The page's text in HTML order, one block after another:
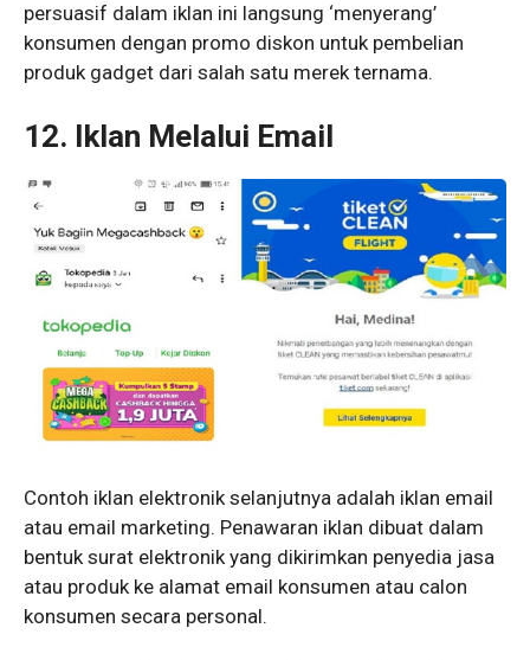
persuasif dalam iklan ini langsung ‘menyerang’
konsumen dengan promo diskon untuk pembelian
produk gadget dari salah satu merek ternama.
12. Iklan Melalui Email
Contoh iklan elektronik selanjutnya adalah iklan email
atau email marketing. Penawaran iklan dibuat dalam
bentuk surat elektronik yang dikirimkan penyedia jasa
atau produk ke alamat email konsumen atau calon
konsumen secara personal.